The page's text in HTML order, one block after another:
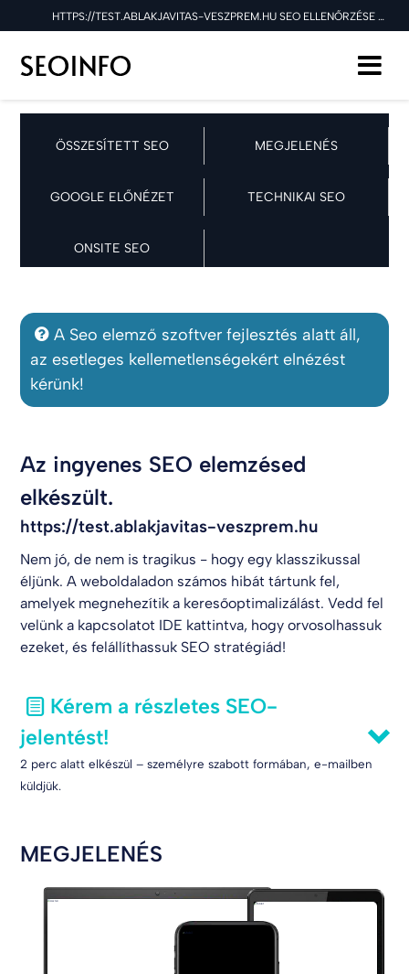
HTTPS://TEST.ABLAKJAVITAS-VESZPREM.HU SEO ELLENŐRZÉSE A 2025.12.25 NAPON
ÖSSZESÍTETT SEO MEGJELENÉS
GOOGLE ELŐNÉZET TECHNIKAI SEO
ONSITE SEO
A Seo elemző szoftver fejlesztés alatt áll,
az esetleges kellemetlenségekért elnézést
kérünk!
Az ingyenes SEO elemzésed
elkészült.
https://test.ablakjavitas-veszprem.hu
Nem jó, de nem is tragikus - hogy egy klasszikussal
éljünk. A weboldaladon számos hibát tártunk fel,
amelyek megnehezítik a keresőoptimalizálást. Vedd fel
velünk a kapcsolatot IDE kattintva, hogy orvosolhassuk
ezeket, és felállíthassuk SEO stratégiád!
Kérem a részletes SEO-
jelentést!
2 perc alatt elkészül – személyre szabott formában, e-mailben
küldjük.
MEGJELENÉS